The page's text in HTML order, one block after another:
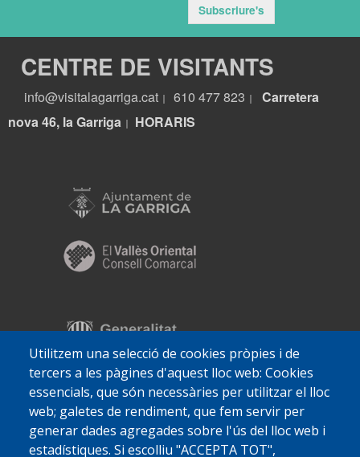
Utilitzem una selecció de cookies pròpies i de
tercers a les pàgines d'aquest lloc web: Cookies
essencials, que són necessàries per utilitzar el lloc
web; galetes de rendiment, que fem servir per
generar dades agregades sobre l'ús del lloc web i
estadístiques. Si escolliu "ACCEPTA TOT",
Subscriure's
CENTRE DE VISITANTS
info@visitalagarriga.cat 610 477 823
Carretera
nova 46, la Garriga
HORARIS